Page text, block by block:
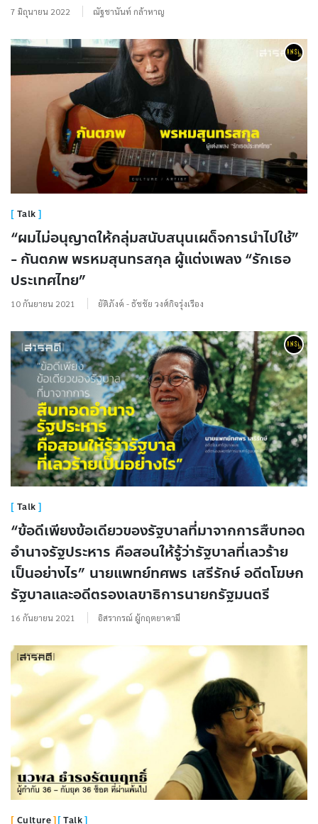
7 มิถุนายน 2022 ณัฐชานันท์ กล้าหาญ
Talk
“ผมไม่อนุญาตให้กลุ่มสนับสนุนเผด็จการนำไปใช้”
- กันตภพ พรหมสุนทรสกุล ผู้แต่งเพลง “รักเธอ
ประเทศไทย”
10 กันยายน 2021 ยัติภังค์ - ธัชชัย วงศ์กิจรุ่งเรือง
Talk
“ข้อดีเพียงข้อเดียวของรัฐบาลที่มาจากการสืบทอด
อำนาจรัฐประหาร คือสอนให้รู้ว่ารัฐบาลที่เลวร้าย
เป็นอย่างไร” นายแพทย์ทศพร เสรีรักษ์ อดีตโฆษก
รัฐบาลและอดีตรองเลขาธิการนายกรัฐมนตรี
16 กันยายน 2021 อิสรากรณ์ ผู้กฤตยาคามี
Culture Talk